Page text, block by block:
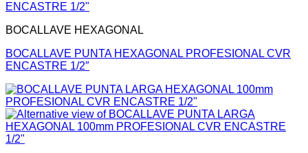
BOCALLAVE HEXAGONAL
BOCALLAVE PUNTA HEXAGONAL PROFESIONAL CVR
ENCASTRE 1/2″